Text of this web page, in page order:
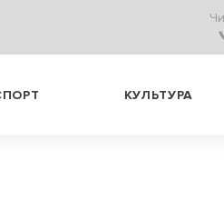
КУЛЬТУРА